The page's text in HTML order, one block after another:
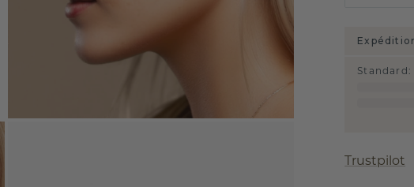
Standard :
Trustpilot